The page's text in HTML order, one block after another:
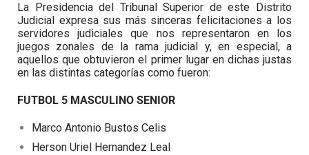
La Presidencia del Tribunal Superior de este Distrito
Judicial expresa sus más sinceras felicitaciones a los
servidores judiciales que nos representaron en los
juegos zonales de la rama judicial y, en especial, a
aquellos que obtuvieron el primer lugar en dichas justas
en las distintas categorías como fueron:
FUTBOL 5 MASCULINO SENIOR
Marco Antonio Bustos Celis
Herson Uriel Hernandez Leal